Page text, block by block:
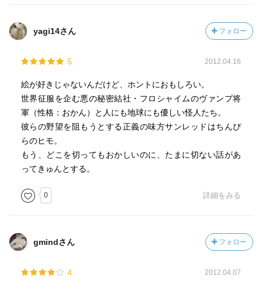
yagi14さん フォロー
5 2012.04.16
絵が好きじゃないんだけど、ホントにおもしろい。
世界征服を企む悪の秘密結社・フロシャイムのヴァンプ将
軍（性格：おかん）と人にも地球にも優しい怪人たち。
彼らの野望を阻もうとする正義の味方サンレッドはちんぴ
らのヒモ。
もう、どこを切ってもおかしいのに、たまに切ない話があ
ってきゅんとする。
0 詳細をみる
gmindさん フォロー
4 2012.04.07